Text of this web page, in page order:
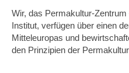
Wir, das Permakultur-
Institut, verfügen über einen
Mitteleuropas und
den Prinzipien der